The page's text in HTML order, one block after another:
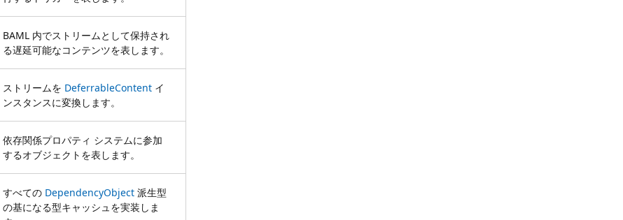
BAML 内でストリームとして保持され
る遅延可能なコンテンツを表します。
ストリームを DeferrableContent イ
ンスタンスに変換します。
依存関係プロパティ システムに参加
するオブジェクトを表します。
すべての DependencyObject 派生型
の基になる型キャッシュを実装しま